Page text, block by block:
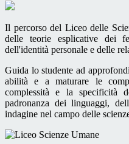
Il percorso del Liceo delle
delle teorie esplicative dei
dell'identità personale e delle
Guida lo studente ad
abilità e a maturare le
complessità e la specificità
padronanza dei linguaggi,
indagine nel campo delle